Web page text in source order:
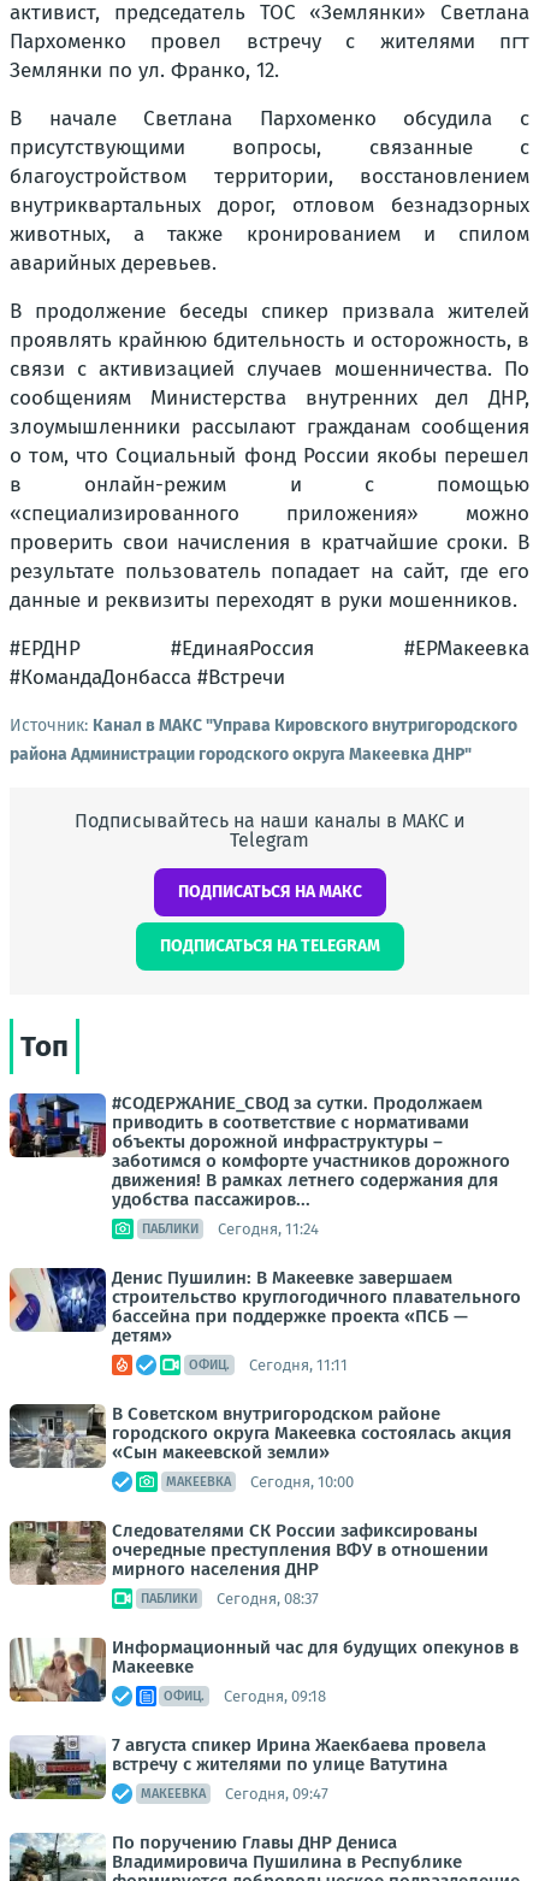
активист, председатель ТОС «Землянки» Светлана
Пархоменко провел встречу с жителями пгт
Землянки по ул. Франко, 12.
В начале Светлана Пархоменко обсудила с
присутствующими вопросы, связанные с
благоустройством территории, восстановлением
внутриквартальных дорог, отловом безнадзорных
животных, а также кронированием и спилом
аварийных деревьев.
В продолжение беседы спикер призвала жителей
проявлять крайнюю бдительность и осторожность, в
связи с активизацией случаев мошенничества. По
сообщениям Министерства внутренних дел ДНР,
злоумышленники рассылают гражданам сообщения
о том, что Социальный фонд России якобы перешел
в онлайн-режим и с помощью
«специализированного приложения» можно
проверить свои начисления в кратчайшие сроки. В
результате пользователь попадает на сайт, где его
данные и реквизиты переходят в руки мошенников.
#ЕРДНР #ЕдинаяРоссия #ЕРМакеевка
#КомандаДонбасса #Встречи
Источник: Канал в МАКС "Управа Кировского внутригородского
района Администрации городского округа Макеевка ДНР"
Подписывайтесь на наши каналы в МАКС и
Telegram
ПОДПИСАТЬСЯ НА МАКС
ПОДПИСАТЬСЯ НА TELEGRAM
Топ
#СОДЕРЖАНИЕ_СВОД за сутки. Продолжаем
приводить в соответствие с нормативами
объекты дорожной инфраструктуры –
заботимся о комфорте участников дорожного
движения! В рамках летнего содержания для
удобства пассажиров...
ПАБЛИКИ Сегодня, 11:24
Денис Пушилин: В Макеевке завершаем
строительство круглогодичного плавательного
бассейна при поддержке проекта «ПСБ —
детям»
ОФИЦ. Сегодня, 11:11
В Советском внутригородском районе
городского округа Макеевка состоялась акция
«Сын макеевской земли»
МАКЕЕВКА Сегодня, 10:00
Следователями СК России зафиксированы
очередные преступления ВФУ в отношении
мирного населения ДНР
ПАБЛИКИ Сегодня, 08:37
Информационный час для будущих опекунов в
Макеевке
ОФИЦ. Сегодня, 09:18
7 августа спикер Ирина Жаекбаева провела
встречу с жителями по улице Ватутина
МАКЕЕВКА Сегодня, 09:47
По поручению Главы ДНР Дениса
Владимировича Пушилина в Республике